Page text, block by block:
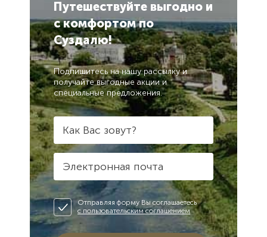
Сообщение
Отправляя
форму Вы
соглашаетесь
с
пользовательским
соглашением
Сообщение
Отправляя
форму Вы
соглашаетесь
с
пользовательским
соглашением
перезвоним.
Закрыть
Путешествуйте выгодно и
с комфортомпо
Суздалю!
Подпишитесь на нашу рассылку и
получайте выгодные акции и
специальные предложения.
Как Вас зовут?
Электронная почта
Отправляя форму Вы соглашаетесь
с пользовательским соглашением